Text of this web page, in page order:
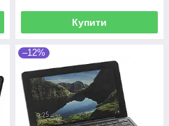
Купити
–12%